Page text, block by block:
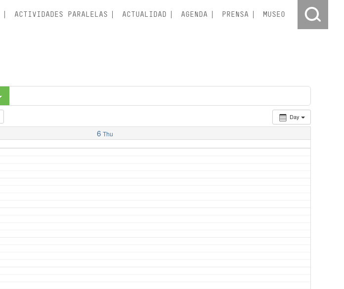
ACTIVIDADES PARALELAS ACTUALIDAD AGENDA PRENSA MUSEO
Day
6 Thu